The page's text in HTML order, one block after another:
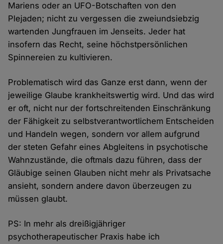
Mariens oder an UFO-Botschaften von den
Plejaden; nicht zu vergessen die zweiundsiebzig
wartenden Jungfrauen im Jenseits. Jeder hat
insofern das Recht, seine höchstpersönlichen
Spinnereien zu kultivieren.
Problematisch wird das Ganze erst dann, wenn der
jeweilige Glaube krankheitswertig wird. Und das wird
er oft, nicht nur der fortschreitenden Einschränkung
der Fähigkeit zu selbstverantwortlichem Entscheiden
und Handeln wegen, sondern vor allem aufgrund
der steten Gefahr eines Abgleitens in psychotische
Wahnzustände, die oftmals dazu führen, dass der
Gläubige seinen Glauben nicht mehr als Privatsache
ansieht, sondern andere davon überzeugen zu
müssen glaubt.
PS: In mehr als dreißigjähriger
psychotherapeutischer Praxis habe ich